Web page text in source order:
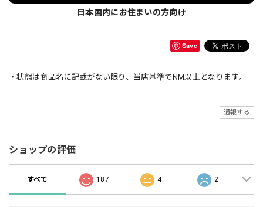
日本国内にお住まいの方向け
Save
・状態は商品名に記載がない限り、当店基準でNM以上となります。
通報する
ショップの評価
すべて 187 4 2